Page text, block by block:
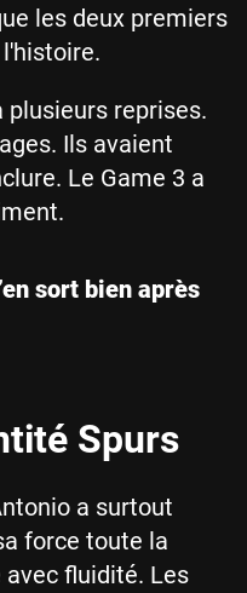
les deux premiers
plusieurs reprises.
Ils avaient
Le Game 3 a
sort bien après
Spurs
a surtout
force toute la
avec fluidité. Les